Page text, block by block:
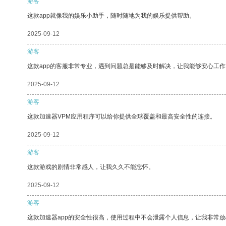
这款app就像我的娱乐小助手，随时随地为我的娱乐提供帮助。
2025-09-12
游客
这款app的客服非常专业，遇到问题总是能够及时解决，让我能够安心工
2025-09-12
游客
这款加速器VPM应用程序可以给你提供全球覆盖和最高安全性的连接。
2025-09-12
游客
这款游戏的剧情非常感人，让我久久不能忘怀。
2025-09-12
游客
这款加速器app的安全性很高，使用过程中不会泄露个人信息，让我非常